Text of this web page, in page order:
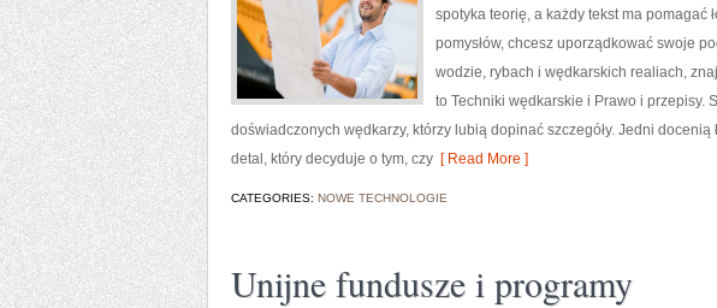
spotyka teorię, a każdy tekst ma pomagać
pomysłów, chcesz uporządkować swoje
wodzie, rybach i wędkarskich realiach,
to Techniki wędkarskie i Prawo i przepisy.
doświadczonych wędkarzy, którzy lubią dopinać szczegóły. Jedni
detal, który decyduje o tym, czy [ Read More ]
CATEGORIES: NOWE TECHNOLOGIE
Unijne fundusze i programy